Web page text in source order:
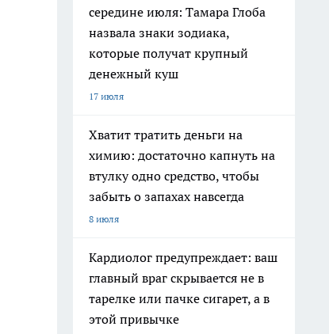
середине июля: Тамара Глоба
назвала знаки зодиака,
которые получат крупный
денежный куш
17 июля
Хватит тратить деньги на
химию: достаточно капнуть на
втулку одно средство, чтобы
забыть о запахах навсегда
8 июля
Кардиолог предупреждает: ваш
главный враг скрывается не в
тарелке или пачке сигарет, а в
этой привычке